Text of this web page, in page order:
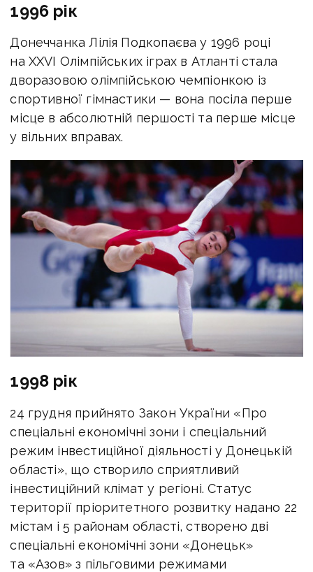
1996 рік
Донеччанка Лілія Подкопаєва у 1996 році
на XXVI Олімпійських іграх в Атланті стала
дворазовою олімпійською чемпіонкою із
спортивної гімнастики — вона посіла перше
місце в абсолютній першості та перше місце
у вільних вправах.
1998 рік
24 грудня прийнято Закон України «Про
спеціальні економічні зони і спеціальний
режим інвестиційної діяльності у Донецькій
області», що створило сприятливий
інвестиційний клімат у регіоні. Статус
території пріоритетного розвитку надано 22
містам і 5 районам області, створено дві
спеціальні економічні зони «Донецьк»
та «Азов» з пільговими режимами